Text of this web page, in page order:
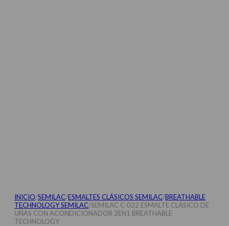
INICIO/SEMILAC/ESMALTES CLÁSICOS SEMILAC/BREATHABLE
TECHNOLOGY SEMILAC/SEMILAC C-022 ESMALTE CLÁSICO DE
UÑAS CON ACONDICIONADOR 2EN1 BREATHABLE
TECHNOLOGY